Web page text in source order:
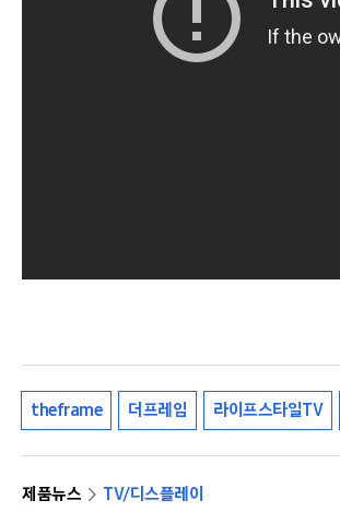
theframe 더프레임 라이프스타일TV
제품뉴스
TV/디스플레이